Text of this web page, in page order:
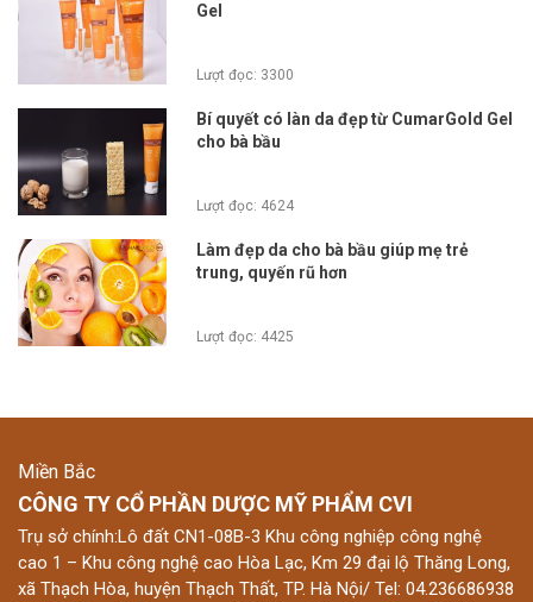
Gel
Lượt đọc: 3300
Bí quyết có làn da đẹp từ CumarGold Gel
cho bà bầu
Lượt đọc: 4624
Làm đẹp da cho bà bầu giúp mẹ trẻ
trung, quyến rũ hơn
Lượt đọc: 4425
Miền Bắc
CÔNG TY CỔ PHẦN DƯỢC MỸ PHẨM CVI
Trụ sở chính:Lô đất CN1-08B-3 Khu công nghiệp công nghệ
cao 1 – Khu công nghệ cao Hòa Lạc, Km 29 đại lộ Thăng Long,
xã Thạch Hòa, huyện Thạch Thất, TP. Hà Nội/ Tel: 04.236686938